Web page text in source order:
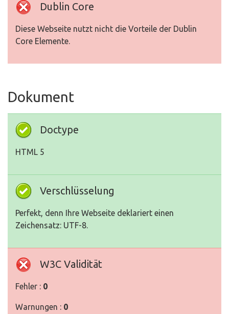
Dublin Core
Diese Webseite nutzt nicht die Vorteile der Dublin
Core Elemente.
Dokument
Doctype
HTML 5
Verschlüsselung
Perfekt, denn Ihre Webseite deklariert einen
Zeichensatz: UTF-8.
W3C Validität
Fehler : 0
Warnungen : 0